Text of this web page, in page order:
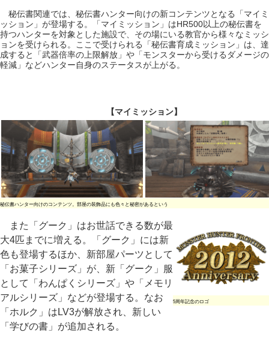
秘伝書関連では、秘伝書ハンター向けの新コンテンツとなる「マイミ
ッション」が登場する。「マイミッション」はHR500以上の秘伝書を
持つハンターを対象とした施設で、その場にいる教官から様々なミッシ
ョンを受けられる。ここで受けられる「秘伝書育成ミッション」は、達
成すると「武器倍率の上限解放」や「モンスターから受けるダメージの
軽減」などハンター自身のステータスが上がる。
【マイミッション】
秘伝書ハンター向けのコンテンツ。部屋の装飾品にも色々と秘密があるという
5周年記念のロゴ
また「グーク」はお世話できる数が最
大4匹までに増える。「グーク」には新
色も登場するほか、新部屋パーツとして
「お菓子シリーズ」が、新「グーク」服
として「わんぱくシリーズ」や「メモリ
アルシリーズ」などが登場する。なお
「ホルク」はLV3が解放され、新しい
「学びの書」が追加される。